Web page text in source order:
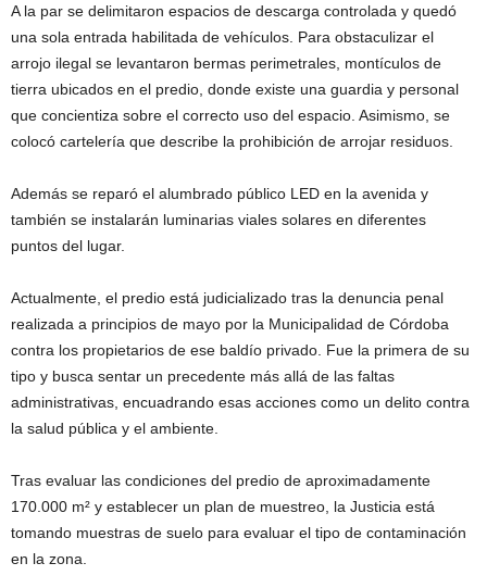
A la par se delimitaron espacios de descarga controlada y quedó
una sola entrada habilitada de vehículos. Para obstaculizar el
arrojo ilegal se levantaron bermas perimetrales, montículos de
tierra ubicados en el predio, donde existe una guardia y personal
que concientiza sobre el correcto uso del espacio. Asimismo, se
colocó cartelería que describe la prohibición de arrojar residuos.
Además se reparó el alumbrado público LED en la avenida y
también se instalarán luminarias viales solares en diferentes
puntos del lugar.
Actualmente, el predio está judicializado tras la denuncia penal
realizada a principios de mayo por la Municipalidad de Córdoba
contra los propietarios de ese baldío privado. Fue la primera de su
tipo y busca sentar un precedente más allá de las faltas
administrativas, encuadrando esas acciones como un delito contra
la salud pública y el ambiente.
Tras evaluar las condiciones del predio de aproximadamente
170.000 m² y establecer un plan de muestreo, la Justicia está
tomando muestras de suelo para evaluar el tipo de contaminación
en la zona.